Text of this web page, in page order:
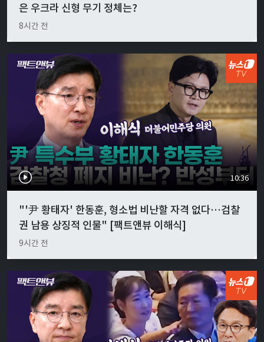
은 우크라 신형 무기 정체는?
8시간 전
10:36
"'尹 황태자' 한동훈, 형소법 비난할 자격 없다…검찰
권 남용 상징적 인물" [팩트앤뷰 이해식]
9시간 전